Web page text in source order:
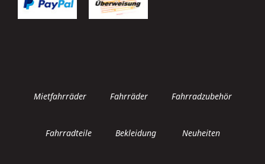
Mietfahrräder Fahrräder Fahrradzubehör
Fahrradteile Bekleidung Neuheiten